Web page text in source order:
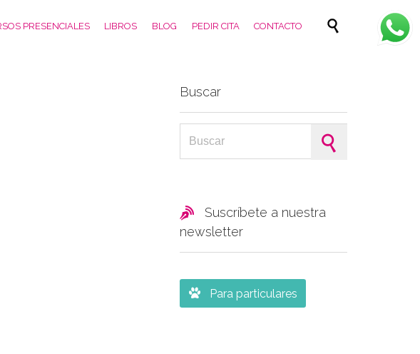
Skip
PRESENCIALES LIBROS BLOG PEDIR CITA CONTACTO 
Buscar

Suscríbete a nuestra
newsletter
 Para particulares